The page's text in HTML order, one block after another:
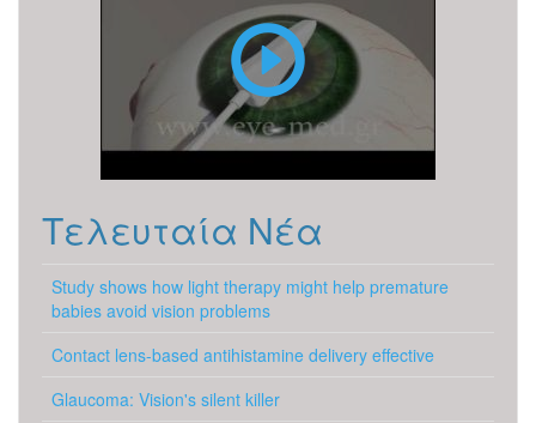
Τελευταία Νέα
Study shows how light therapy might help premature
babies avoid vision problems
Contact lens-based antihistamine delivery effective
Glaucoma: Vision's silent killer